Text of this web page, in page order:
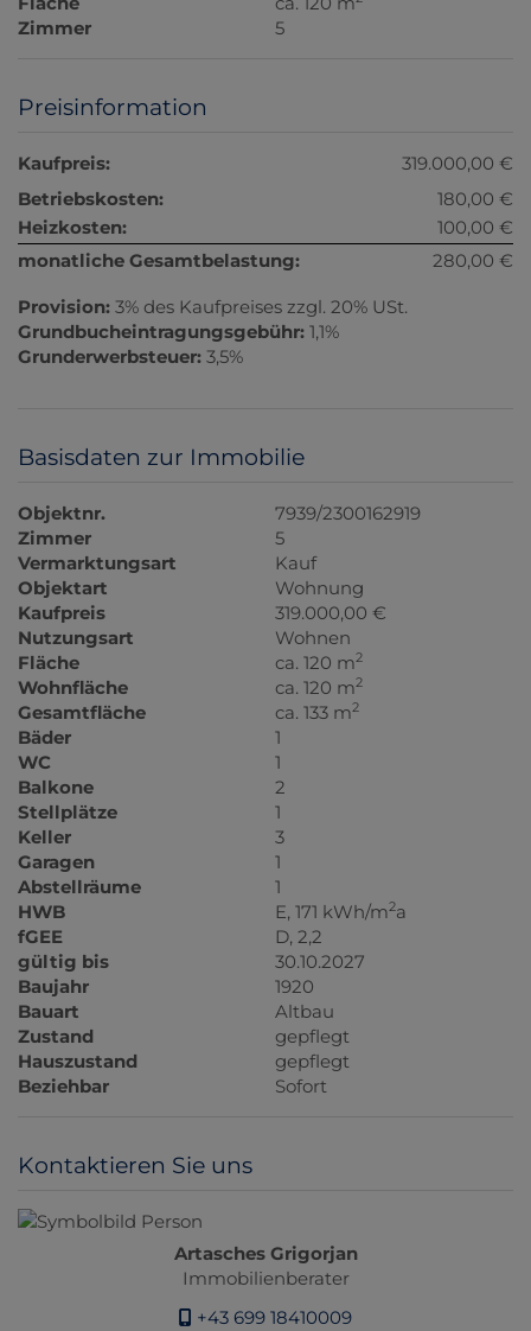
Zimmer 5
Preisinformation
Kaufpreis:
319.000,00 €
Betriebskosten:
180,00 €
Heizkosten:
100,00 €
monatliche Gesamtbelastung:
280,00 €
Provision: 3% des Kaufpreises zzgl. 20% USt.
Grundbucheintragungsgebühr: 1,1%
Grunderwerbsteuer: 3,5%
Basisdaten zur Immobilie
Objektnr.
7939/2300162919
Zimmer
5
Vermarktungsart
Kauf
Objektart
Wohnung
Kaufpreis
319.000,00 €
Nutzungsart
Wohnen
Fläche
ca. 120 m2
Wohnfläche ca. 120 m2
Gesamtfläche ca. 133 m2
Bäder
1
WC
1
Balkone
2
Stellplätze
1
Keller
3
Garagen
1
Abstellräume
1
HWB
E, 171 kWh/m2a
fGEE
D, 2,2
gültig bis
30.10.2027
Baujahr
1920
Bauart
Altbau
Zustand
gepflegt
Hauszustand
gepflegt
Beziehbar
Sofort
Kontaktieren Sie uns
Artasches Grigorjan
Immobilienberater
+43 699 18410009